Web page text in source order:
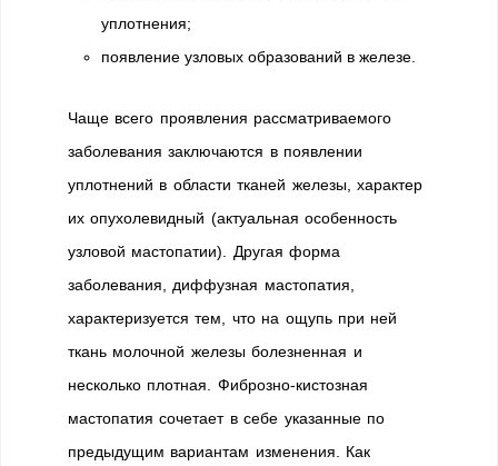
уплотнения;
появление узловых образований в железе.
Чаще всего проявления рассматриваемого
заболевания заключаются в появлении
уплотнений в области тканей железы, характер
их опухолевидный (актуальная особенность
узловой мастопатии). Другая форма
заболевания, диффузная мастопатия,
характеризуется тем, что на ощупь при ней
ткань молочной железы болезненная и
несколько плотная. Фиброзно-кистозная
мастопатия сочетает в себе указанные по
предыдущим вариантам изменения. Как